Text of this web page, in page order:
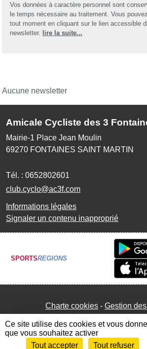
Vos données à caractère personnel sont
le temps nécessaire au traitement. Vous
tout moment en cliquant sur le lien accessible
newsletter. lire la suite...
Aucune newsletter
Amicale Cycliste des 3
Mairie-1 Place Jean Moulin
69270 FONTAINES SAINT MARTIN
Tél. : 0652802601
club.cyclo@ac3f.com
Informations légales
Signaler un contenu inapproprié
SPORTSREGIONS
Charte cookies Gestion
Envie de participer ?
Ce site utilise des cookies et vous
que vous souhaitez activer
Tout accepter
Tout refuser